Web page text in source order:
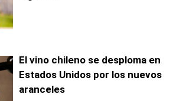
El vino chileno se desploma en
Estados Unidos por los nuevos
aranceles